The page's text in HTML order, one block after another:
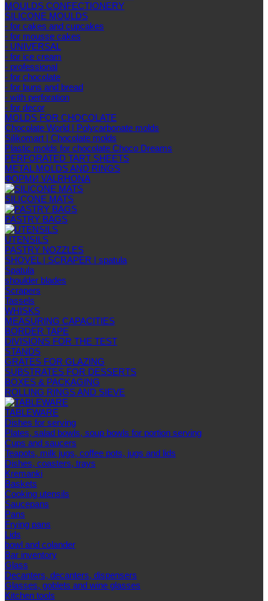
MOULDS CONFECTIONERY
SILICONE MOULDS
- for cakes and cupcakes
- for mousse cakes
- UNIVERSAL
- for ice cream
- professional
- for chocolate
- for buns and bread
- with perforation
- for decor
MOLDS FOR CHOCOLATE
Chocolate World | Polycarbonate molds
Silikomart | Chocolate molds
Plastic molds for chocolate Choco Dreams
PERFORATED TART SHEETS
METAL MOLDS AND RINGS
ФОРМИ VALRHONA
SILICONE MATS
PASTRY BAGS
UTENSILS
PASTRY NOZZLES
SHOVEL | SCRAPER | spatula
Spatula
shoulder blades
Scrapers
Tassels
WHISKS
MEASURING CAPACITIES
BORDER TAPE
DIVISIONS FOR THE TEST
STANDS
GRATES FOR GLAZING
SUBSTRATES FOR DESSERTS
BOXES & PACKAGING
ROLLING RINGS AND SIEVE
TABLEWARE
Dishes for serving
Plates, salad bowls, soup bowls for portion serving
Cups and saucers
Teapots, milk jugs, coffee pots, jugs and lids
Dishes, coasters, trays
Kremanki
Baskets
Cooking utensils
Saucepans
Pans
Frying pans
Lids
bowl and colander
Bar inventory
Glass
Decanters, decanters, dispensers
Glasses, goblets and wine glasses
Kitchen tools